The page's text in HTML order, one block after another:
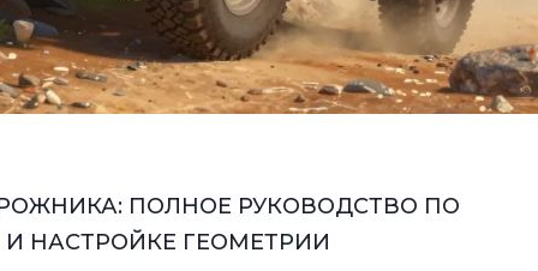
ПОЛНОЕ РУКОВОДСТВО ПО
НАСТРОЙКЕ ГЕОМЕТРИИ